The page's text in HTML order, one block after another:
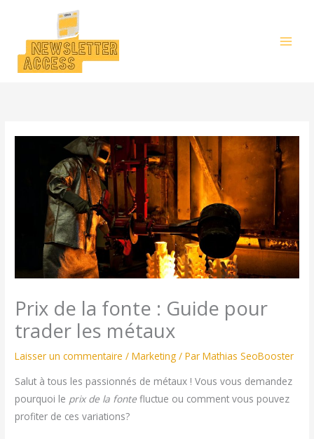
contenu
Prix de la fonte : Guide pour
trader les métaux
Laisser un commentaire /Marketing / ParMathias SeoBooster
Salut à tous les passionnés de métaux ! Vous vous demandez
pourquoi le prix de la fonte fluctue ou comment vous pouvez
profiter de ces variations?